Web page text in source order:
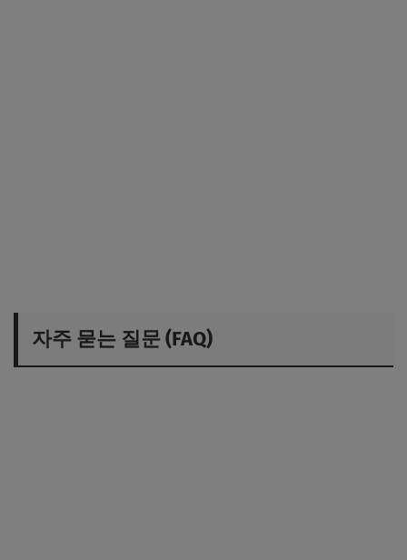
자주 묻는 질문 (FAQ)